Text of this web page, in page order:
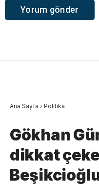
Ana Sayfa › Politika
Gökhan
dikkat